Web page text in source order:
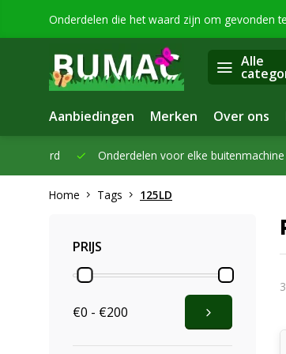
Onderdelen die het waard zijn om gevonden
Alle
Aanbiedingen Merken Over ons
Onderdelen voor elke buitenmachine -
Home Tags 125LD
PRIJS
€0 - €200